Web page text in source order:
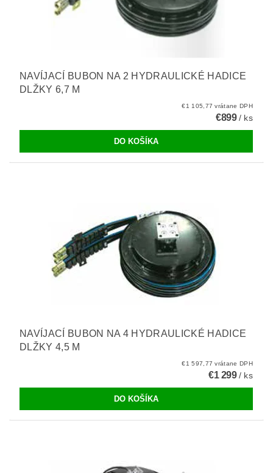
NAVÍJACÍ BUBON NA 2 HYDRAULICKÉ HADICE
DLŽKY 6,7 M
€1 105,77 vrátane DPH
€899/ ks
NAVÍJACÍ BUBON NA 4 HYDRAULICKÉ HADICE
DLŽKY 4,5 M
€1 597,77 vrátane DPH
€1 299/ ks